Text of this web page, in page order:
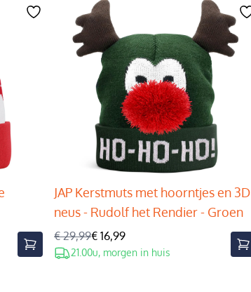
JAP Kerstmuts met hoorntjes en 3D
neus - Rudolf het Rendier - Groen
€ 29,99€ 16,99
21.00u, morgen in huis